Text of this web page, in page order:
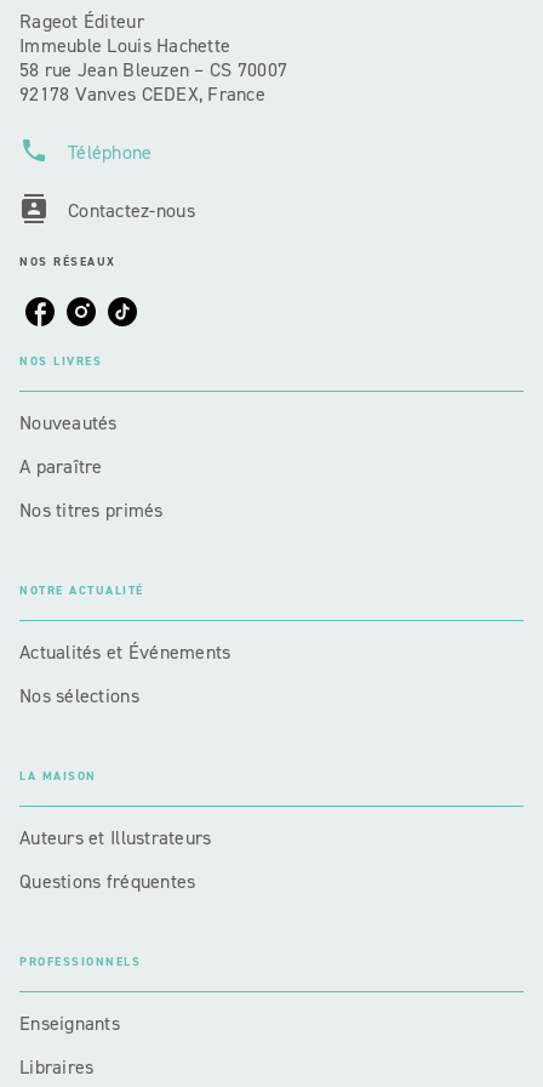
Rageot Éditeur
Immeuble Louis Hachette
58 rue Jean Bleuzen – CS 70007
92178 Vanves CEDEX, France
phone Téléphone
contacts Contactez-nous
NOS RÉSEAUX
NOS LIVRES
Nouveautés
A paraître
Nos titres primés
NOTRE ACTUALITÉ
Actualités et Événements
Nos sélections
LA MAISON
Auteurs et Illustrateurs
Questions fréquentes
PROFESSIONNELS
Enseignants
Libraires